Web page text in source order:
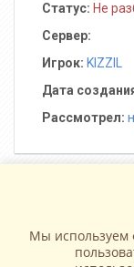
Статус: Не
Сервер:
Игрок: KIZZIL
Дата
Рассмотрел:
Мы используем